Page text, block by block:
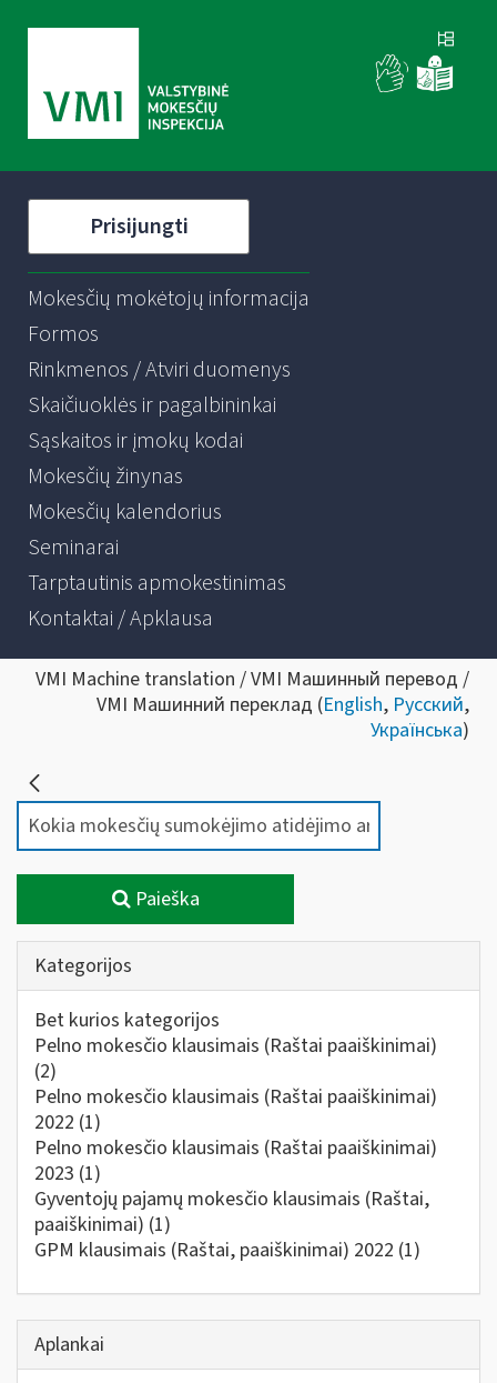
Prisijungti
Mokesčių mokėtojų informacija
Formos
Rinkmenos / Atviri duomenys
Skaičiuoklės ir pagalbininkai
Sąskaitos ir įmokų kodai
Mokesčių žinynas
Mokesčių kalendorius
Seminarai
Tarptautinis apmokestinimas
Kontaktai / Apklausa
VMI Machine translation / VMI Машинный перевод /
VMI Машинний переклад (English, Русский,
Українська)
Paieška
Kategorijos
Bet kurios kategorijos
Pelno mokesčio klausimais (Raštai paaiškinimai)
(2)
Pelno mokesčio klausimais (Raštai paaiškinimai)
2022 (1)
Pelno mokesčio klausimais (Raštai paaiškinimai)
2023 (1)
Gyventojų pajamų mokesčio klausimais (Raštai,
paaiškinimai) (1)
GPM klausimais (Raštai, paaiškinimai) 2022 (1)
Aplankai